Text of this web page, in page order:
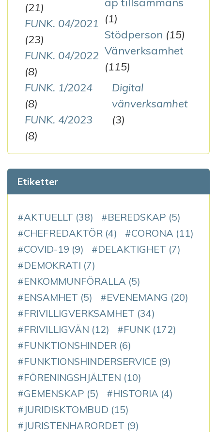
(21)
FUNK. 04/2021
(23)
FUNK. 04/2022
(8)
FUNK. 1/2024
(8)
FUNK. 4/2023
(8)
(1)
Stödperson (15)
Vänverksamhet
(115)
Digital
vänverksamhet
(3)
Etiketter
AKTUELLT (38) BEREDSKAP (5)
CHEFREDAKTÖR (4) CORONA (11)
COVID-19 (9) DELAKTIGHET (7)
DEMOKRATI (7)
ENKOMMUNFÖRALLA (5)
ENSAMHET (5) EVENEMANG (20)
FRIVILLIGVERKSAMHET (34)
FRIVILLIGVÄN (12) FUNK (172)
FUNKTIONSHINDER (6)
FUNKTIONSHINDERSERVICE (9)
FÖRENINGSHJÄLTEN (10)
GEMENSKAP (5) HISTORIA (4)
JURIDISKTOMBUD (15)
JURISTENHARORDET (9)